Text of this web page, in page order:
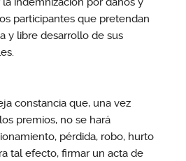
participantes que pretendan
y libre desarrollo de sus
constancia que, una vez
premios, no se hará
pérdida, robo, hurto
tal efecto, firmar un acta de